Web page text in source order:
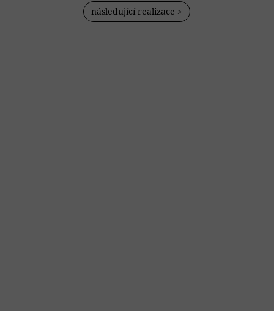
následující realizace >